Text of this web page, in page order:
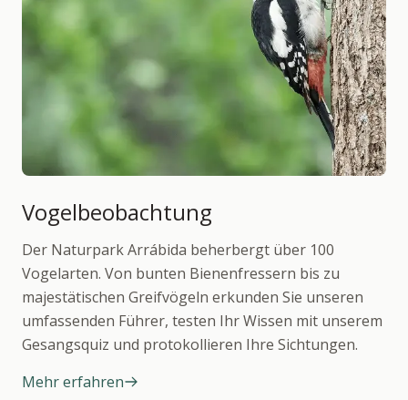
Vogelbeobachtung
Der Naturpark Arrábida beherbergt über 100
Vogelarten. Von bunten Bienenfressern bis zu
majestätischen Greifvögeln erkunden Sie unseren
umfassenden Führer, testen Ihr Wissen mit unserem
Gesangsquiz und protokollieren Ihre Sichtungen.
Mehr erfahren